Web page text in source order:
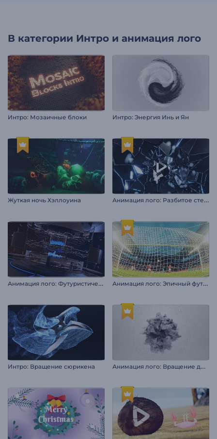
В категории Интро и анимация лого
Интро: Мозаичные блоки Интро: Энергия Инь и Ян
Жуткая ночь Хэллоуина А
нимация лого: Разбитое стекло
А
нимация лого: Футуристическая капсула А
нимация лого: Эпичный футбол
Интро: Вращение сюрикена А
нимация лого: Вращение дыма